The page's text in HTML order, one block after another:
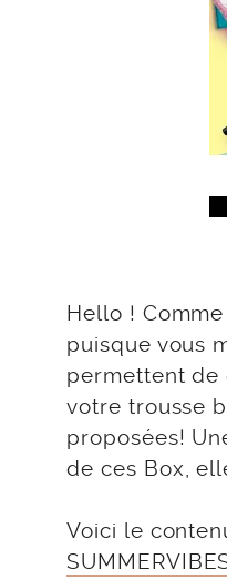
Hello !
puisque vous
permettent de
votre trousse
proposées!
de ces Box,
Voici le